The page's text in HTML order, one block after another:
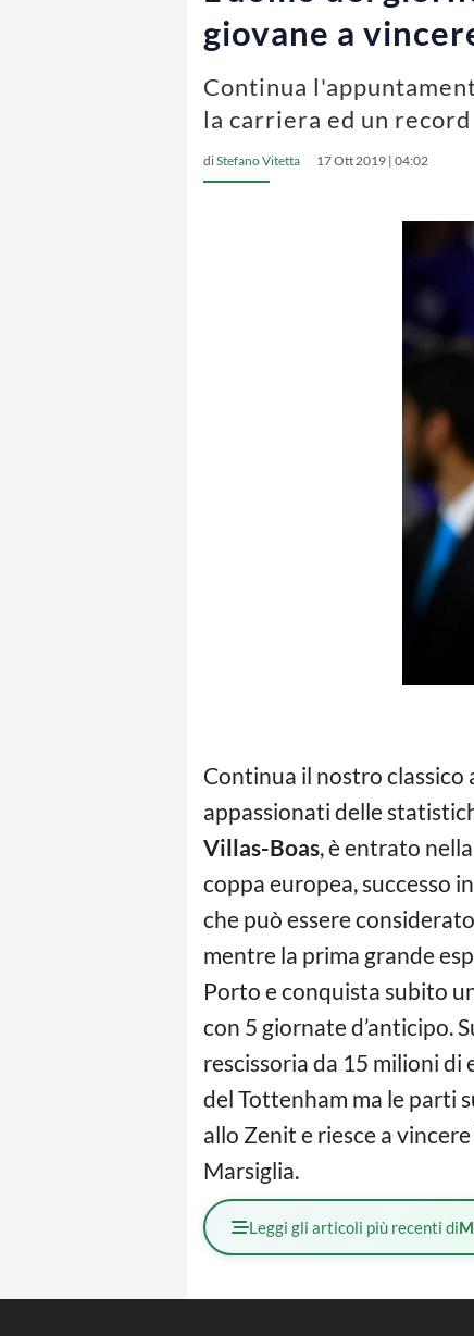
giovane a
Continua
la carriera ed un record
diStefano Vitetta 17 Ott 2019 | 04:02
Continua il nostro
appassionati delle
Villas-Boas, è entrato
coppa europea, successo
che può essere
mentre la prima grande
Porto e conquista subito
con 5 giornate d’anticipo.
rescissoria da 15 milioni di
del Tottenham ma le parti
allo Zenit e riesce a
Marsiglia.
Leggi gli articoli più recenti di